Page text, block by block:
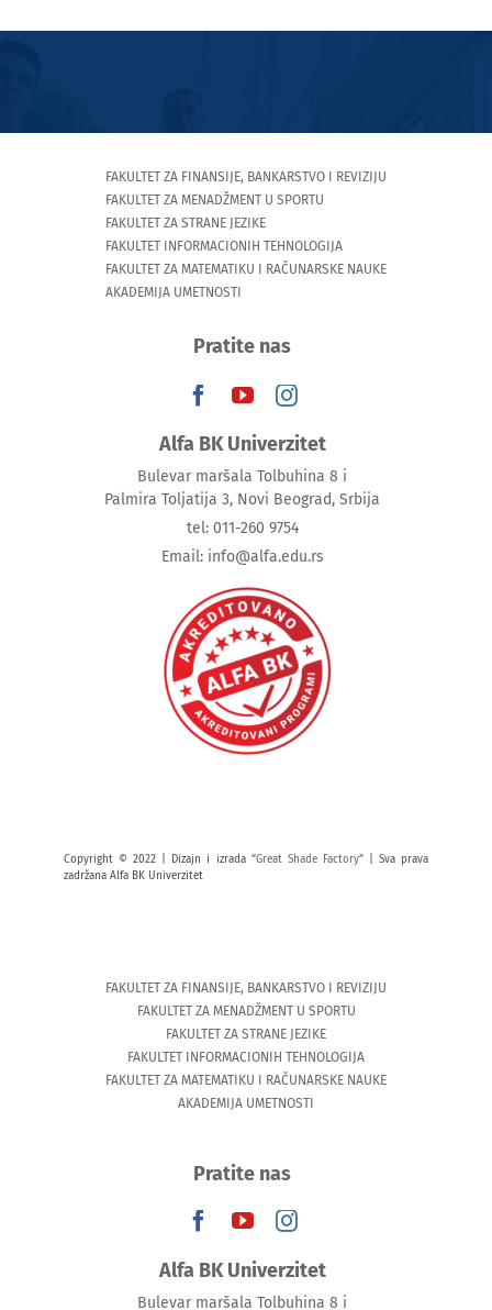
FAKULTET ZA FINANSIJE, BANKARSTVO I REVIZIJU
FAKULTET ZA MENADŽMENT U SPORTU
FAKULTET ZA STRANE JEZIKE
FAKULTET INFORMACIONIH TEHNOLOGIJA
FAKULTET ZA MATEMATIKU I RAČUNARSKE NAUKE
AKADEMIJA UMETNOSTI
Pratite nas
Alfa BK Univerzitet
Bulevar maršala Tolbuhina 8 i
Palmira Toljatija 3, Novi Beograd, Srbija
tel: 011-260 9754
Email: info@alfa.edu.rs
Copyright © 2022 | Dizajn i izrada “Great Shade Factory” | Sva prava
zadržana Alfa BK Univerzitet
FAKULTET ZA FINANSIJE, BANKARSTVO I REVIZIJU
FAKULTET ZA MENADŽMENT U SPORTU
FAKULTET ZA STRANE JEZIKE
FAKULTET INFORMACIONIH TEHNOLOGIJA
FAKULTET ZA MATEMATIKU I RAČUNARSKE NAUKE
AKADEMIJA UMETNOSTI
Pratite nas
Alfa BK Univerzitet
Bulevar maršala Tolbuhina 8 i